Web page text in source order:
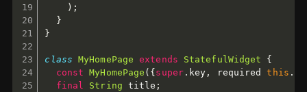
) ;
}
}
class MyHomePage extends StatefulWidget
{
const
MyHomePage ( {super. key , required this .
final
String title ;